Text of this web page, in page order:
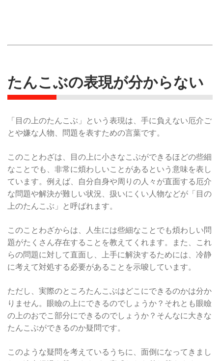
たんこぶの表現が分からない
「目の上のたんこぶ」という表現は、手に負えない厄介ご
とや嫌な人物、問題を表すための言葉です。
このことわざは、目の上に小さなこぶができるほどの些細
なことでも、非常に煩わしいことがあるという意味を表し
ています。例えば、自分自身や周りの人々が直面する厄介
な問題や解決が難しい状況、扱いにくい人物などが「目の
上のたんこぶ」と呼ばれます。
このことわざからは、人生には些細なことでも煩わしい問
題がたくさん存在することを教えてくれます。また、これ
らの問題に対して直面し、上手に解決するためには、冷静
に考えて対処する必要があることを示唆しています。
ただし、実際のところたんこぶはどこにできるのかは分か
りません。眼瞼の上にできるのでしょうか？それとも眼瞼
の上のおでこ部分にできるのでしょうか？そんなに大きな
たんこぶができるのか疑問です。
このような疑問を考えているうちに、面倒になってきまし